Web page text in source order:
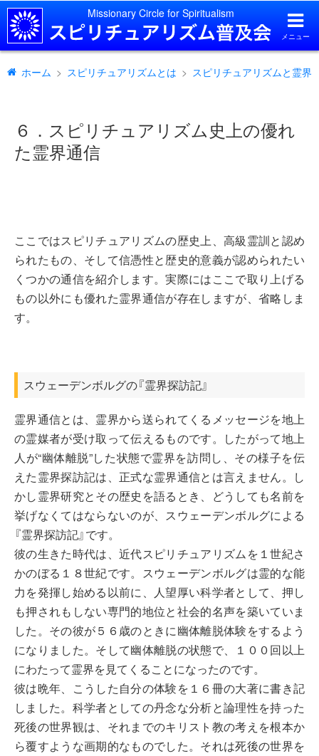
Missionary Circle for Spiritualism
メニュー
ホーム スピリチュアリズムとは スピリチュアリズムと霊界
６．スピリチュアリズム史上の優れ
た霊界通信
ここではスピリチュアリズムの歴史上、高級霊訓と認め
られたもの、そして信憑性と歴史的意義が認められたい
くつかの通信を紹介します。実際にはここで取り上げる
もの以外にも優れた霊界通信が存在しますが、省略しま
す。
スウェーデンボルグの『霊界探訪記』
霊界通信とは、霊界から送られてくるメッセージを地上
の霊媒者が受け取って伝えるものです。したがって地上
人が“幽体離脱”した状態で霊界を訪問し、その様子を伝
えた霊界探訪記は、正式な霊界通信とは言えません。し
かし霊界研究とその歴史を語るとき、どうしても名前を
挙げなくてはならないのが、スウェーデンボルグによる
『霊界探訪記』です。
彼の生きた時代は、近代スピリチュアリズムを１世紀さ
かのぼる１８世紀です。スウェーデンボルグは霊的な能
力を発揮し始める以前に、人望厚い科学者として、押し
も押されもしない専門的地位と社会的名声を築いていま
した。その彼が５６歳のときに幽体離脱体験をするよう
になりました。そして幽体離脱の状態で、１００回以上
にわたって霊界を見てくることになったのです。
彼は晩年、こうした自分の体験を１６冊の大著に書き記
しました。科学者としての丹念な分析と論理性を持った
死後の世界観は、それまでのキリスト教の考えを根本か
ら覆すような画期的なものでした。それは死後の世界を